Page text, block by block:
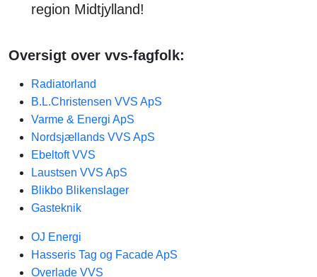
region Midtjylland!
Oversigt over vvs-fagfolk:
Radiatorland
B.L.Christensen VVS ApS
Varme & Energi ApS
Nordsjællands VVS ApS
Ebeltoft VVS
Laustsen VVS ApS
Blikbo Blikenslager
Gasteknik
OJ Energi
Hasseris Tag og Facade ApS
Overlade VVS